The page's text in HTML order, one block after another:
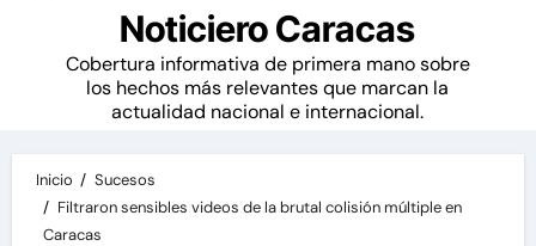
Noticiero Caracas
Cobertura informativa de primera mano sobre
los hechos más relevantes que marcan la
actualidad nacional e internacional.
Inicio
Sucesos
Filtraron sensibles videos de la brutal colisión múltiple en
Caracas